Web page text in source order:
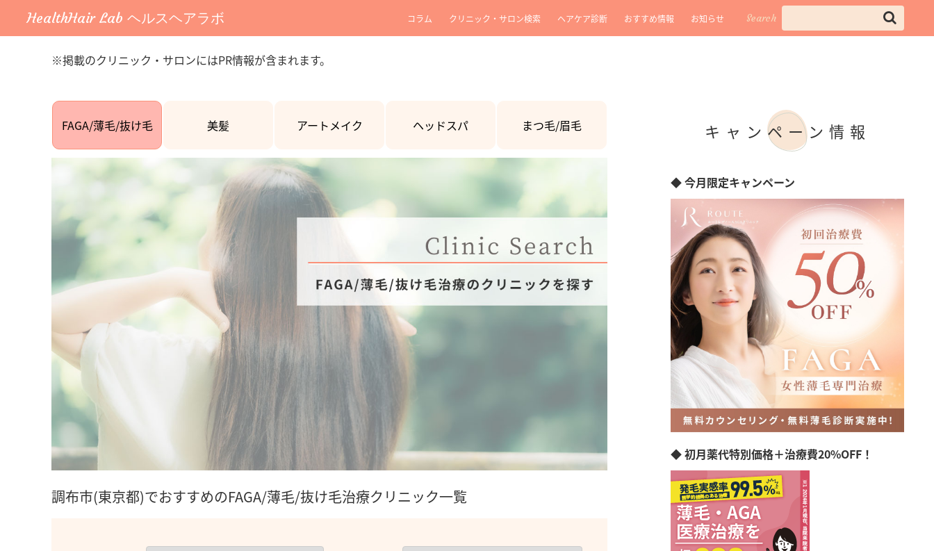
HealthHair Lab ヘルスヘアラボ コラム クリニック・サロン検索 ヘアケア診断 おすすめ情報 お知らせ Search
※掲載のクリニック・サロンにはPR情報が含まれます。
FAGA/薄毛/抜け毛 美髪 アートメイク ヘッドスパ まつ毛/眉毛
調布市(東京都)でおすすめのFAGA/薄毛/抜け毛治療クリニック一覧
キャンペーン情報
◆ 今月限定キャンペーン
◆ 初月薬代特別価格＋治療費20%OFF！